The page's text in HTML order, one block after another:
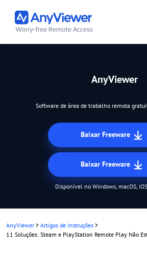
AnyViewer
Software de área de trabalho remota
Baixar Freeware
Baixar Freeware
Disponível no Windows, macOS,
AnyViewer > Artigos de instruções >
11 Soluções: Steam e PlayStation Remote Play Não